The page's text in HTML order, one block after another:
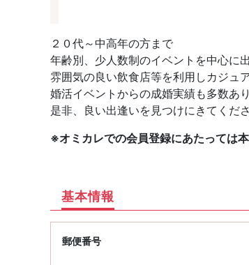
２０代～中高年の方まで
年齢別、少人数制のイベントを中心に
雰囲気の良い飲食店等を利用しカジュ
婚活イベントからの成婚実績も多数あ
是非、良い出逢いを見つけにきてくだ
※オミカレでの会員登録にあたっては
基本情報
郵便番号